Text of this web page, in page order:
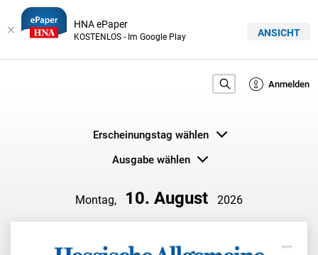
Anmelden
Erscheinungstag wählen
Ausgabe wählen
Montag, 10. August 2026
HNA ePaper
KOSTENLOS - Im Google Play ANSICHT